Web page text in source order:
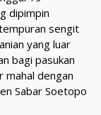
dipimpin
sengit
yang luar
bagi pasukan
mahal dengan
Sabar Soetopo